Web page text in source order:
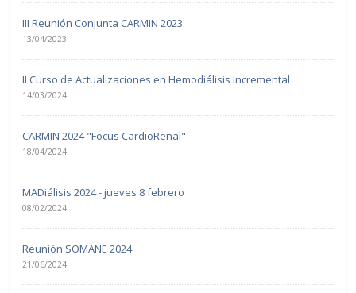
III Reunión Conjunta CARMIN 2023
13/04/2023
II Curso de Actualizaciones en Hemodiálisis Incremental
14/03/2024
CARMIN 2024 "Focus CardioRenal"
18/04/2024
MADiálisis 2024 - jueves 8 febrero
08/02/2024
Reunión SOMANE 2024
21/06/2024